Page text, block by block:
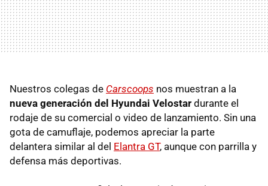
Nuestros colegas de Carscoops nos muestran a la
nueva generación del Hyundai Velostar durante el
rodaje de su comercial o video de lanzamiento. Sin una
gota de camuflaje, podemos apreciar la parte
delantera similar al del Elantra GT, aunque con parrilla y
defensa más deportivas.